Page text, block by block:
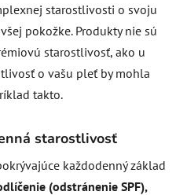
starostlivosti o svoju
pokožke. Produkty nie sú
starostlivosť, ako u
o vašu pleť by mohla
takto.
starostlivosť
každodenný základ
(odstránenie SPF),